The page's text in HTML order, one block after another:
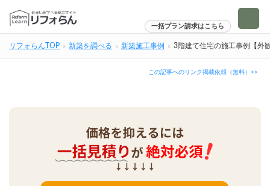
一括プラン請求はこちら
リフォらんTOP 新築を調べる 新築施工事例 3階建て住宅の施工事例【外
この記事へのリンク掲載依頼（無料）>>